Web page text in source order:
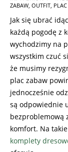
12-
03
ZABAW, OUTFIT,
Jak się ubrać
każdą pogodę z
wychodzimy na
wszystkim czuć
że musimy
plac zabaw
jednocześnie
są odpowiednie
bezproblemową
komfort. Na
komplety